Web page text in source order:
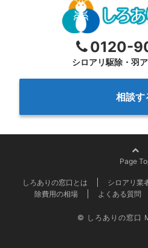
0120-
シロアリ駆除・羽
相談す
Page
しろありの窓口とは シロアリ業
除費用の相場
よくある質問
© しろありの窓